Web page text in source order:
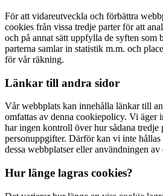
För att vidareutveckla och förbättra
cookies från vissa tredje parter för att
och på annat sätt uppfylla de syften som
parterna samlar in statistik m.m. och
för vår räkning.
Länkar till andra sidor
Vår webbplats kan innehålla länkar till
omfattas av denna cookiepolicy. Vi äger
har ingen kontroll över hur sådana tredje
personuppgifter. Därför kan vi inte
dessa webbplatser eller användningen
Hur länge lagras cookies?